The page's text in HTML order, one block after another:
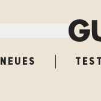
NEUES